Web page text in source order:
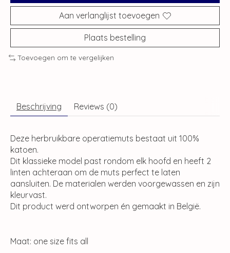
Aan verlanglijst toevoegen
Plaats bestelling
Toevoegen om te vergelijken
Beschrijving Reviews (0)
Deze herbruikbare operatiemuts bestaat uit 100%
katoen.
Dit klassieke model past rondom elk hoofd en heeft 2
linten achteraan om de muts perfect te laten
aansluiten. De materialen werden voorgewassen en zijn
kleurvast.
Dit product werd ontworpen én gemaakt in België.
Maat: one size fits all